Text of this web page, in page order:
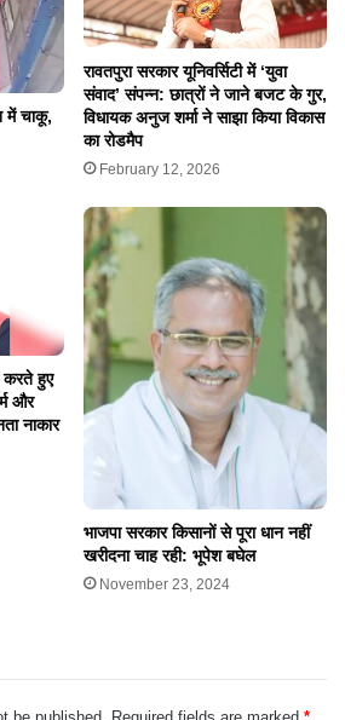
में चाकू,
रावतपुरा सरकार यूनिवर्सिटी में ‘युवा
संवाद’ संपन्न: छात्रों ने जाने बजट के गुर,
विधायक अनुज शर्मा ने साझा किया विकास
का रोडमैप
February 12, 2026
करते हुए
और
नाकार
भाजपा सरकार किसानों से पूरा धान नहीं
खरीदना चाह रही: भूपेश बघेल
November 23, 2024